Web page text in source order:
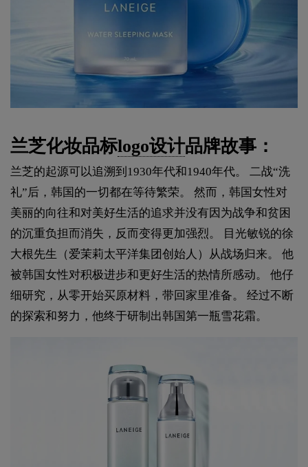
兰芝化妆品标logo设计品牌故事：
兰芝的起源可以追溯到1930年代和1940年代。 二战“洗
礼”后，韩国的一切都在等待繁荣。 然而，韩国女性对
美丽的向往和对美好生活的追求并没有因为战争和贫困
的沉重负担而消失，反而变得更加强烈。 目光敏锐的徐
大根先生（爱茉莉太平洋集团创始人）从战场归来。 他
被韩国女性对积极进步和更好生活的热情所感动。 他仔
细研究，从零开始买原材料，带回家里准备。 经过不断
的探索和努力，他终于研制出韩国第一瓶雪花霜。